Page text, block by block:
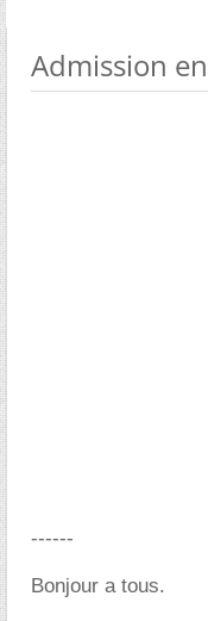
Admission
------
Bonjour a tous.